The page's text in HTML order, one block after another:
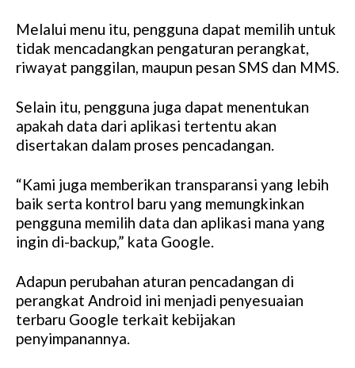
Melalui menu itu, pengguna dapat memilih untuk
tidak mencadangkan pengaturan perangkat,
riwayat panggilan, maupun pesan SMS dan MMS.
Selain itu, pengguna juga dapat menentukan
apakah data dari aplikasi tertentu akan
disertakan dalam proses pencadangan.
“Kami juga memberikan transparansi yang lebih
baik serta kontrol baru yang memungkinkan
pengguna memilih data dan aplikasi mana yang
ingin di-backup,” kata Google.
Adapun perubahan aturan pencadangan di
perangkat Android ini menjadi penyesuaian
terbaru Google terkait kebijakan
penyimpanannya.